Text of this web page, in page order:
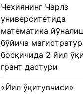
Чехиянинг Чарлз
университетида
математика
бўйича
босқичида 2 йил
грант дастури
«Йил ўқитувчиси»